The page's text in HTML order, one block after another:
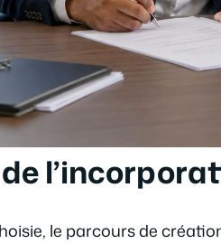
le parcours de